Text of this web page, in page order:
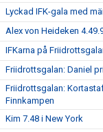
Lyckad IFK-gala med
Alex von Heideken
IFKarna på
Friidrottsgalan: Daniel
Friidrottsgalan:
Finnkampen
Kim 7.48 i New York